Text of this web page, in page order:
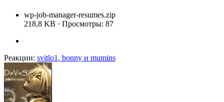
wp-job-manager-resumes.zip
218,8 KB · Просмотры: 87
Реакции: svitlo1 , bonny и mumins